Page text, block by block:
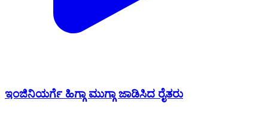
ಇಂಜಿನಿಯರ್ಗೆ ಹಿಗ್ಗಾ ಮುಗ್ಗಾ ಜಾಡಿಸಿದ ರೈತರು